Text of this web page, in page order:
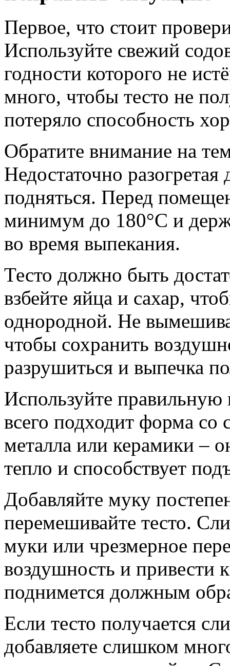
Первое, что стоит
Используйте свежий
годности которого не
много, чтобы тесто не
потеряло способность
Обратите внимание на
Недостаточно разогретая
подняться. Перед
минимум до 180°C и
во время выпекания.
Тесто должно быть
взбейте яйца и сахар,
однородной. Не
чтобы сохранить
разрушиться и выпечка
Используйте
всего подходит форма со
металла или керамики –
тепло и способствует
Добавляйте муку
перемешивайте тесто.
муки или чрезмерное
воздушность и привести
поднимется должным
Если тесто получается
добавляете слишком